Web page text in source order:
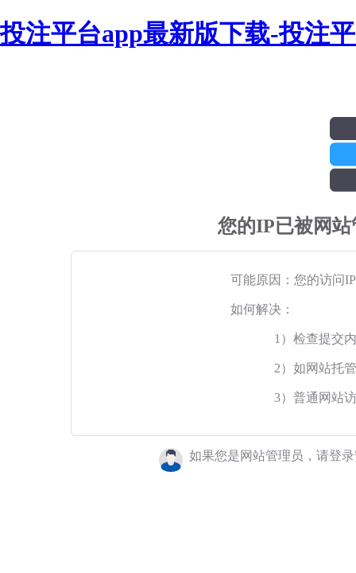
投注平台app最新版下载-投注
您的IP已被网
可能原因：您的访问
如何解决：
1）检查提交
2）如网站托
3）普通网站
如果您是网站管理员，请登